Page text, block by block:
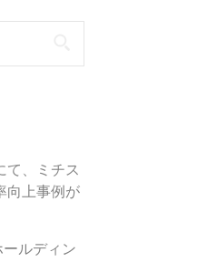
て、ミチス
向上事例が
ルディン